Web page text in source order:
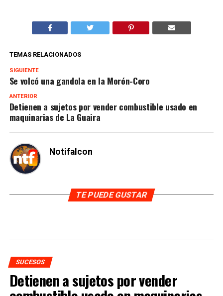
TEMAS RELACIONADOS
SIGUIENTE
Se volcó una gandola en la Morón-Coro
ANTERIOR
Detienen a sujetos por vender combustible usado en
maquinarias de La Guaira
Notifalcon
TE PUEDE GUSTAR
SUCESOS
Detienen a sujetos por vender